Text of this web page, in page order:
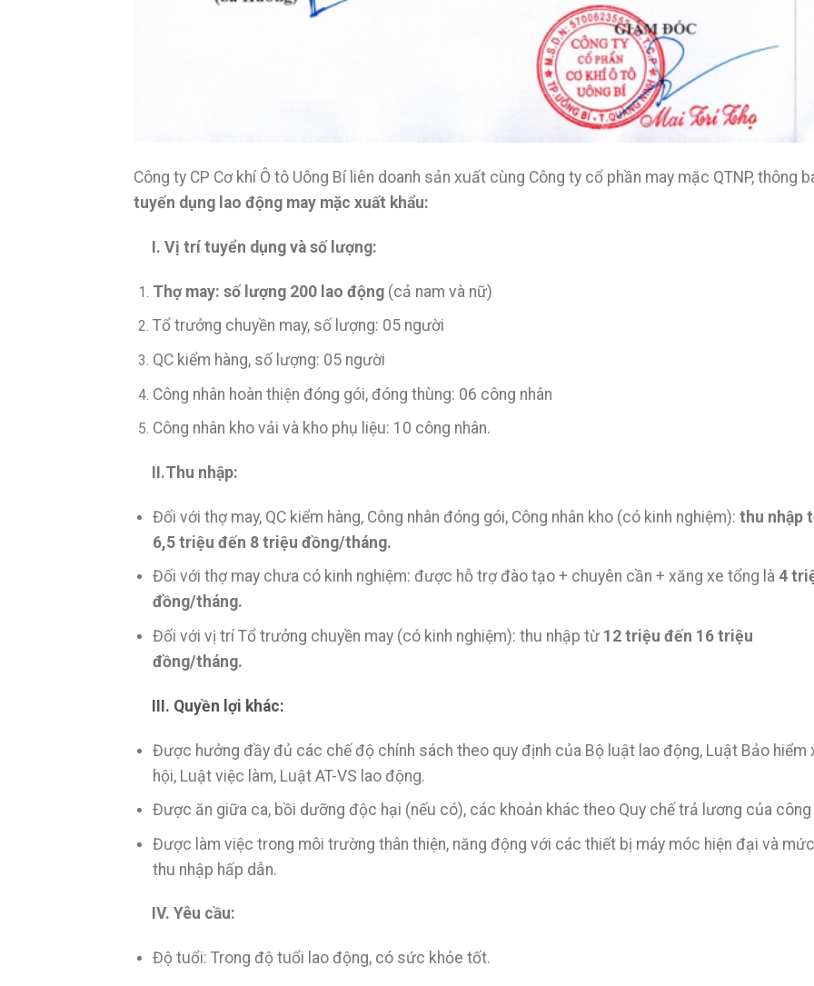
Công ty CP Cơ khí Ô tô Uông Bí liên doanh sản xuất cùng Công ty cổ phần may mặc QTNP, thông
tuyến dụng lao động may mặc xuất khẩu:
I. Vị trí tuyển dụng và số lượng:
Thợ may: số lượng 200 lao động (cả nam và nữ)
Tổ trưởng chuyền may, số lượng: 05 người
QC kiểm hàng, số lượng: 05 người
Công nhân hoàn thiện đóng gói, đóng thùng: 06 công nhân
Công nhân kho vải và kho phụ liệu: 10 công nhân.
II.Thu nhập:
Đối với thợ may, QC kiểm hàng, Công nhân đóng gói, Công nhân kho (có kinh nghiệm): thu nhập
6,5 triệu đến 8 triệu đồng/tháng.
Đối với thợ may chưa có kinh nghiệm: được hỗ trợ đào tạo + chuyên cần + xăng xe tổng là 4
đồng/tháng.
Đối với vị trí Tổ trưởng chuyền may (có kinh nghiệm): thu nhập từ 12 triệu đến 16 triệu
đồng/tháng.
III. Quyền lợi khác:
Được hưởng đầy đủ các chế độ chính sách theo quy định của Bộ luật lao động, Luật Bảo hiểm
hội, Luật việc làm, Luật AT-VS lao động.
Được ăn giữa ca, bồi dưỡng độc hại (nếu có), các khoản khác theo Quy chế trả lương của công
Được làm việc trong môi trường thân thiện, năng động với các thiết bị máy móc hiện đại và mức
thu nhập hấp dẫn.
IV. Yêu cầu:
Độ tuổi: Trong độ tuổi lao động, có sức khỏe tốt.